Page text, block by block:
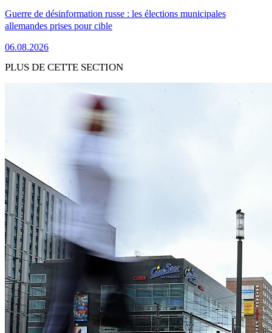
Guerre de désinformation russe : les élections municipales
allemandes prises pour cible
06.08.2026
PLUS DE CETTE SECTION